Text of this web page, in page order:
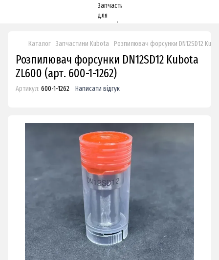
Каталог Запчастини Kubota Розпилювач форсунки DN12SD12
Розпилювач форсунки DN12SD12 Kubota
ZL600 (арт. 600-1-1262)
Артикул: 600-1-1262 Написати відгук